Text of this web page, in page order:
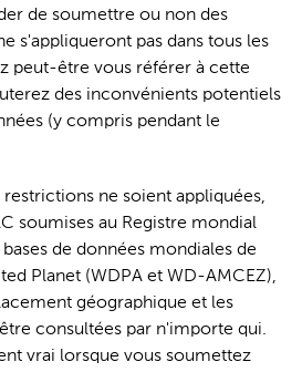
de soumettre ou non des
s'appliqueront pas dans tous les
peut-être vous référer à cette
des inconvénients potentiels
(y compris pendant le
ne soient appliquées,
soumises au Registre mondial
bases de données mondiales de
Planet (WDPA et WD-AMCEZ),
géographique et les
consultées par n'importe qui.
vrai lorsque vous soumettez